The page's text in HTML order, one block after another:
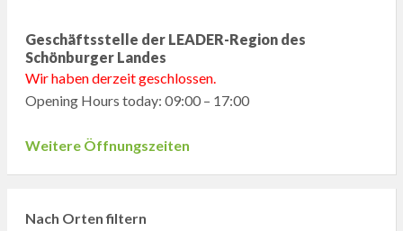
Geschäftsstelle der LEADER-Region des
Schönburger Landes
Wir haben derzeit geschlossen.
Opening Hours today: 09:00 – 17:00
Weitere Öffnungszeiten
Nach Orten filtern